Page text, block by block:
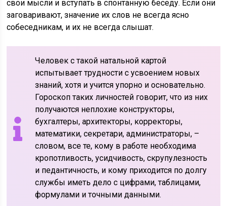
свои мысли и вступать в спонтанную беседу. Если они
заговаривают, значение их слов не всегда ясно
собеседникам, и их не всегда слышат.
Человек с такой натальной картой
испытывает трудности с усвоением новых
знаний, хотя и учится упорно и основательно.
Гороскоп таких личностей говорит, что из них
получаются неплохие конструкторы,
бухгалтеры, архитекторы, корректоры,
математики, секретари, администраторы, –
словом, все те, кому в работе необходима
кропотливость, усидчивость, скрупулезность
и педантичность, и кому приходится по долгу
службы иметь дело с цифрами, таблицами,
формулами и точными данными.